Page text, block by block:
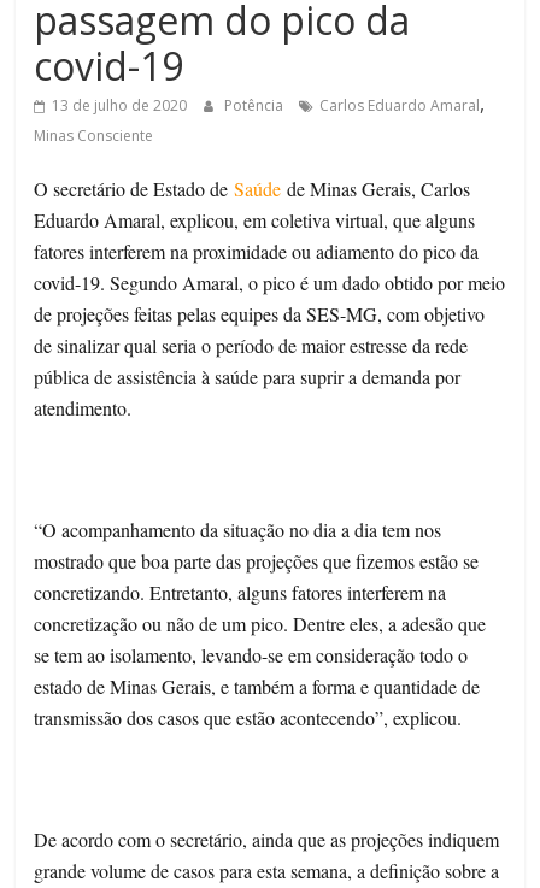
Minas
passagem do pico da
covid-19
13 de julho de 2020 Potência Carlos Eduardo Amaral,
Minas Consciente
O secretário de Estado deSaúde de Minas Gerais, Carlos
Eduardo Amaral, explicou, em coletiva virtual, que alguns
fatores interferem na proximidade ou adiamento do pico da
covid-19. Segundo Amaral, o pico é um dado obtido por meio
de projeções feitas pelas equipes da SES-MG, com objetivo
de sinalizar qual seria o período de maior estresse da rede
pública de assistência à saúde para suprir a demanda por
atendimento.
“O acompanhamento da situação no dia a dia tem nos
mostrado que boa parte das projeções que fizemos estão se
concretizando. Entretanto, alguns fatores interferem na
concretização ou não de um pico. Dentre eles, a adesão que
se tem ao isolamento, levando-se em consideração todo o
estado de Minas Gerais, e também a forma e quantidade de
transmissão dos casos que estão acontecendo”, explicou.
De acordo com o secretário, ainda que as projeções indiquem
grande volume de casos para esta semana, a definição sobre a